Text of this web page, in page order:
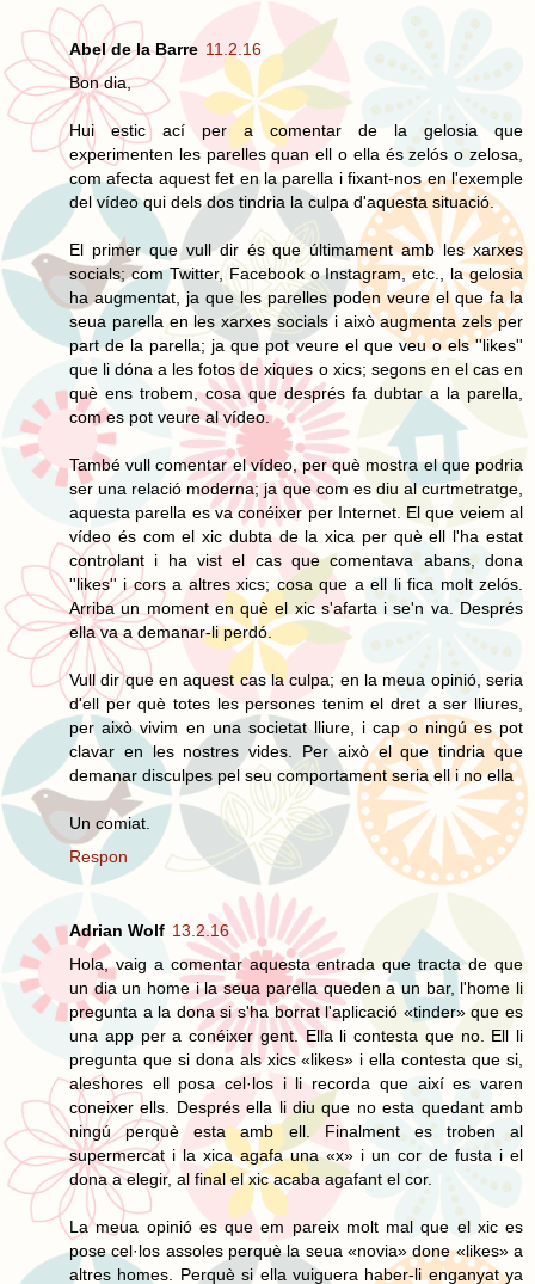
Abel de la Barre 11.2.16
Bon dia,
Hui estic ací per a comentar de la gelosia que
experimenten les parelles quan ell o ella és zelós o zelosa,
com afecta aquest fet en la parella i fixant-nos en l'exemple
del vídeo qui dels dos tindria la culpa d'aquesta situació.
El primer que vull dir és que últimament amb les xarxes
socials; com Twitter, Facebook o Instagram, etc., la gelosia
ha augmentat, ja que les parelles poden veure el que fa la
seua parella en les xarxes socials i això augmenta zels per
part de la parella; ja que pot veure el que veu o els ''likes''
que li dóna a les fotos de xiques o xics; segons en el cas en
què ens trobem, cosa que després fa dubtar a la parella,
com es pot veure al vídeo.
També vull comentar el vídeo, per què mostra el que podria
ser una relació moderna; ja que com es diu al curtmetratge,
aquesta parella es va conéixer per Internet. El que veiem al
vídeo és com el xic dubta de la xica per què ell l'ha estat
controlant i ha vist el cas que comentava abans, dona
''likes'' i cors a altres xics; cosa que a ell li fica molt zelós.
Arriba un moment en què el xic s'afarta i se'n va. Després
ella va a demanar-li perdó.
Vull dir que en aquest cas la culpa; en la meua opinió, seria
d'ell per què totes les persones tenim el dret a ser lliures,
per això vivim en una societat lliure, i cap o ningú es pot
clavar en les nostres vides. Per això el que tindria que
demanar disculpes pel seu comportament seria ell i no ella
Un comiat.
Respon
Adrian Wolf 13.2.16
Hola, vaig a comentar aquesta entrada que tracta de que
un dia un home i la seua parella queden a un bar, l'home li
pregunta a la dona si s'ha borrat l'aplicació «tinder» que es
una app per a conéixer gent. Ella li contesta que no. Ell li
pregunta que si dona als xics «likes» i ella contesta que si,
aleshores ell posa cel·los i li recorda que així es varen
coneixer ells. Després ella li diu que no esta quedant amb
ningú perquè esta amb ell. Finalment es troben al
supermercat i la xica agafa una «x» i un cor de fusta i el
dona a elegir, al final el xic acaba agafant el cor.
La meua opinió es que em pareix molt mal que el xic es
pose cel·los assoles perquè la seua «novia» done «likes» a
altres homes. Perquè si ella vuiguera haber-li enganyat ya